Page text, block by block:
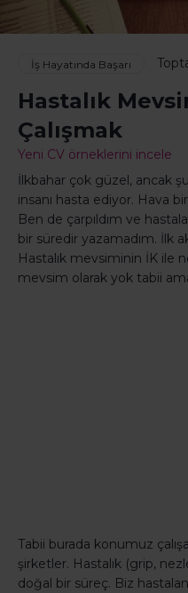
İş Hayatında Başarı
Hastalık
Çalışmak
Yeni CV örneklerini incele
İlkbahar çok güzel, ancak
insanı hasta ediyor. Hava
Ben de çarpıldım ve
bir süredir yazamadım. İlk
Hastalık mevsiminin İK ile
mevsim olarak yok tabii
Tabii burada konumuz
şirketler. Hastalık (grip,
doğal bir süreç. Biz